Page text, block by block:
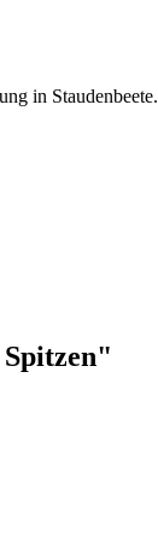
in Staudenbeete.